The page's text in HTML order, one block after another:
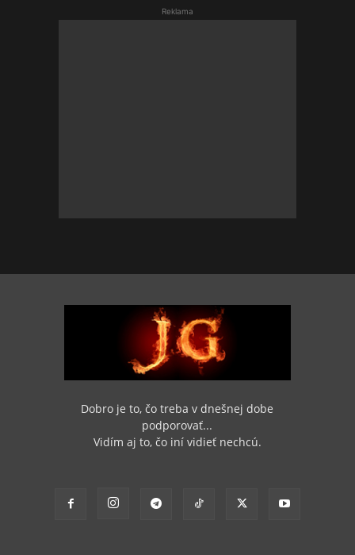
Reklama
Dobro je to, čo treba v dnešnej dobe
podporovať...
Vidím aj to, čo iní vidieť nechcú.